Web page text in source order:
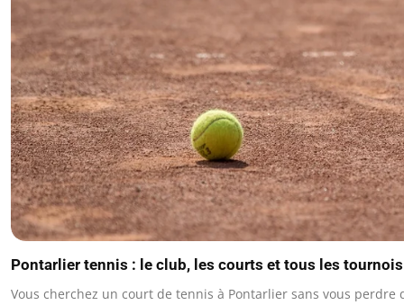
Pontarlier tennis : le club, les courts et tous les
Vous cherchez un court de tennis à Pontarlier sans vous perdre